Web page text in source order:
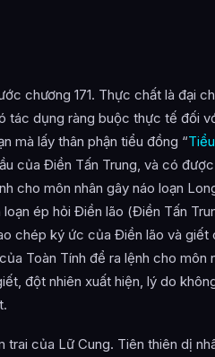
chương 171. Thực chất là đại
tác dụng ràng buộc thực tế đối
mà lấy thân phận tiểu đồng “
của Điền Tấn Trung, và có
cho môn nhân gây náo loạn
ép hỏi Điền lão (Điền Tấn
chép ký ức của Điền lão và
Toàn Tính để ra lệnh cho môn
đột nhiên xuất hiện, lý do
trai của Lữ Cung. Tiên thiên dị